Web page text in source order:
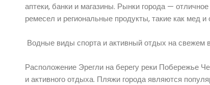
аптеки, банки и магазины. Рынки города —
ремесел и региональные продукты, такие как мед и
Водные виды спорта и активный отдых на свежем
Расположение Эрегли на берегу реки Побережье
и активного отдыха. Пляжи города являются